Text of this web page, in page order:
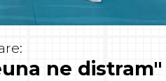
ne distram"